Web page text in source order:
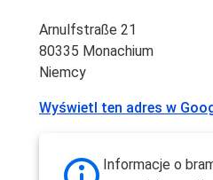
Arnulfstraße 21
80335 Monachium
Niemcy
Wyświetl ten adres w
Informacje o